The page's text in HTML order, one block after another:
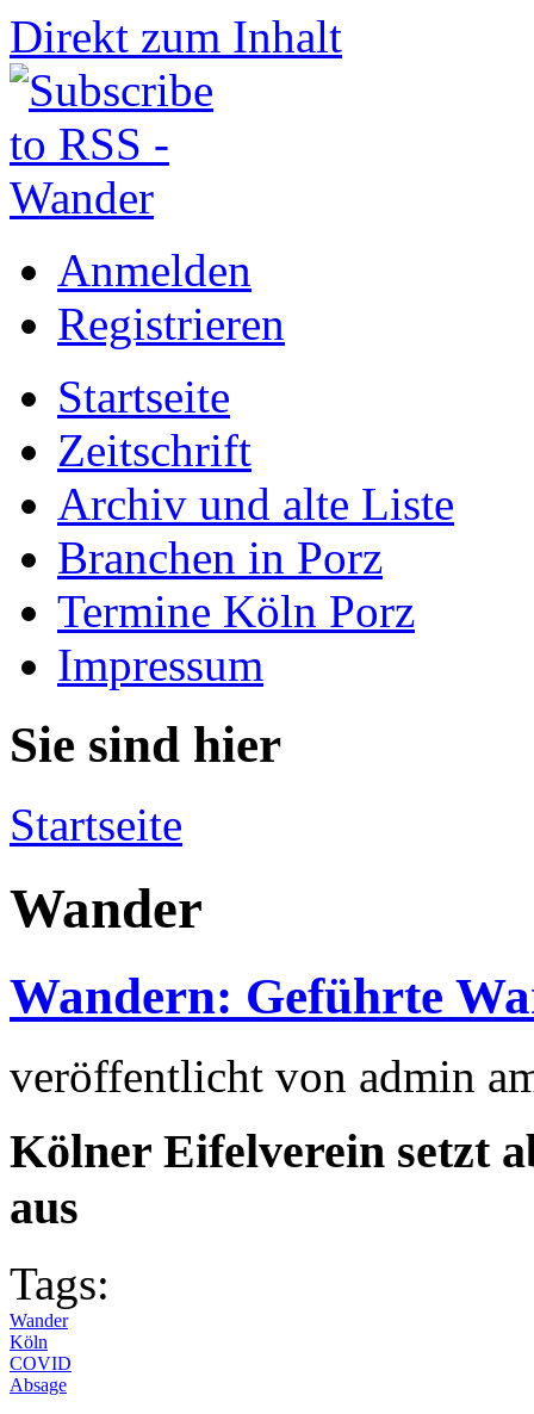
Direkt zum Inhalt
Anmelden
Registrieren
Startseite
Zeitschrift
Archiv und alte Liste
Branchen in Porz
Termine Köln Porz
Impressum
Sie sind hier
Startseite
Wander
Wandern: Geführte
veröffentlicht von admin
Kölner Eifelverein setzt
aus
Tags:
Wander
Köln
COVID
Absage